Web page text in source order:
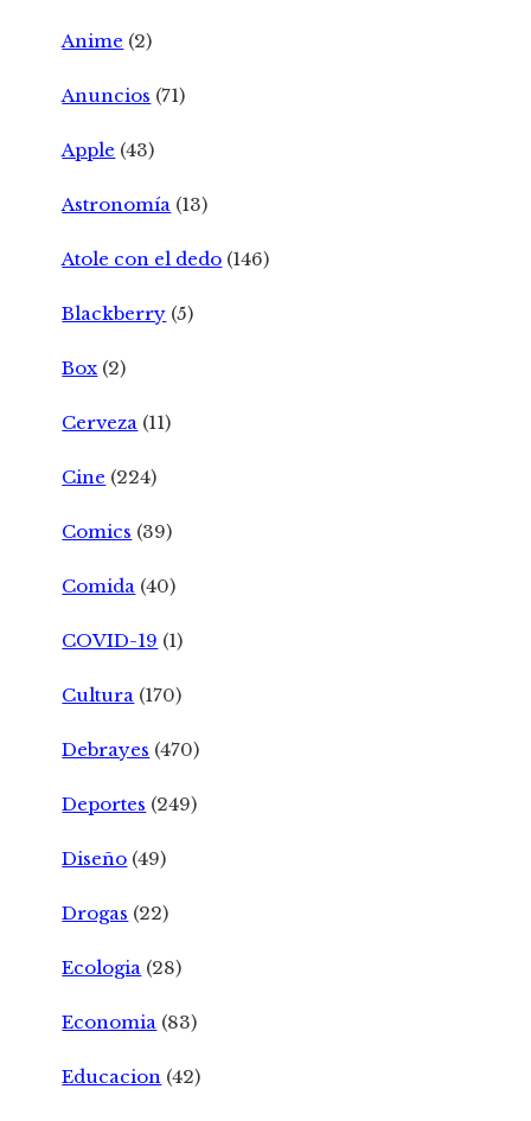
Anime (2)
Anuncios (71)
Apple (43)
Astronomía (13)
Atole con el dedo (146)
Blackberry (5)
Box (2)
Cerveza (11)
Cine (224)
Comics (39)
Comida (40)
COVID-19 (1)
Cultura (170)
Debrayes (470)
Deportes (249)
Diseño (49)
Drogas (22)
Ecologia (28)
Economia (83)
Educacion (42)